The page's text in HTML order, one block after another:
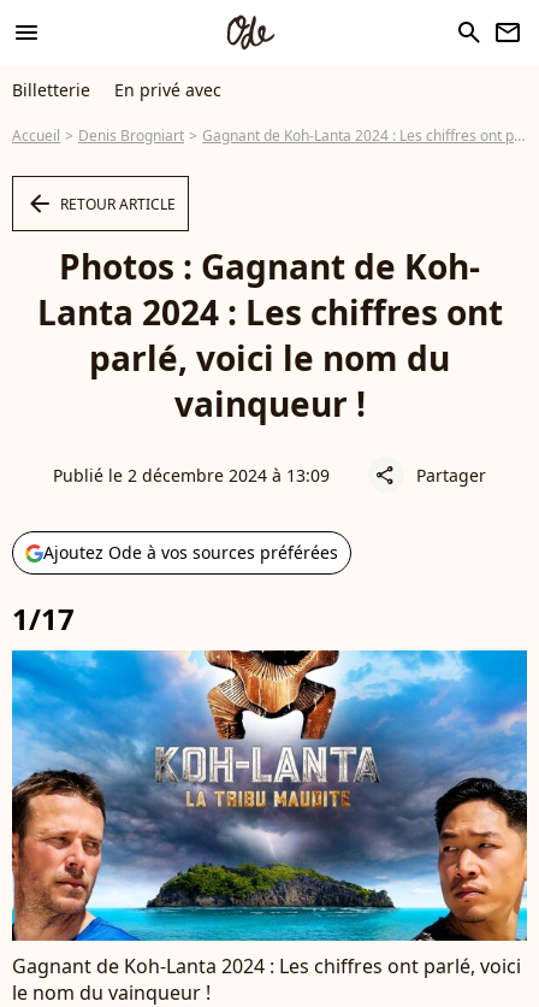
menu search newsletter
Billetterie En privé avec
Accueil Denis Brogniart Gagnant de Koh-Lanta 2024 : Les chiffres ont parlé, voici le nom du vainqueur !
arrow_left RETOUR ARTICLE
Photos : Gagnant de Koh-
Lanta 2024 : Les chiffres ont
parlé, voici le nom du
vainqueur !
Publié le 2 décembre 2024 à 13:09 share Partager
Ajoutez Ode à vos sources préférées
1/17
Gagnant de Koh-Lanta 2024 : Les chiffres ont parlé, voici
le nom du vainqueur !